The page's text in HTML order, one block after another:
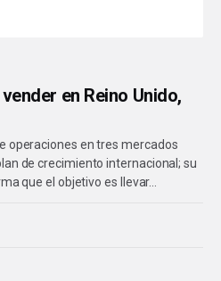
en Reino Unido,
operaciones en tres mercados
de crecimiento internacional; su
que el objetivo es llevar…